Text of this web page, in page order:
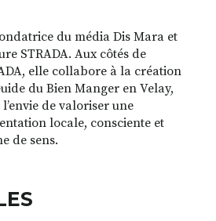
du média Dis Mara et
STRADA. Aux côtés de
elle collabore à la création
du Bien Manger en Velay,
l’envie de valoriser une
locale, consciente et
de sens.